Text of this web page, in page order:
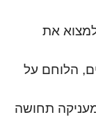
את
הלוחם על
תחושה